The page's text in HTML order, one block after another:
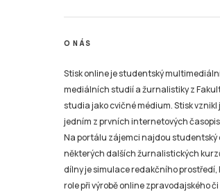
O NÁS
Stisk online je studentský
mediálních studií a žurnalistiky z
studia jako cvičné médium. Stisk vznikl
jedním z prvních internetových
Na portálu zájemci najdou studentský
některých dalších žurnalistických
dílny je simulace redakčního
role při výrobě online zpravodajského